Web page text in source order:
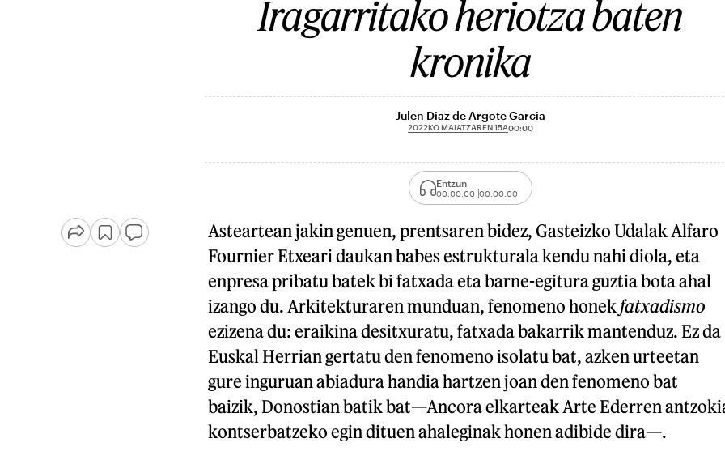
Iragarritako heriotza baten
kronika
Julen Diaz de Argote Garcia
2022KO MAIATZAREN 15A00:00
Entzun
00:00:00 00:00:00
Asteartean jakin genuen, prentsaren bidez, Gasteizko Udalak Alfaro
Fournier Etxeari daukan babes estrukturala kendu nahi diola, eta
enpresa pribatu batek bi fatxada eta barne-egitura guztia bota ahal
izango du. Arkitekturaren munduan, fenomeno honek fatxadismo
ezizena du: eraikina desitxuratu, fatxada bakarrik mantenduz. Ez da
Euskal Herrian gertatu den fenomeno isolatu bat, azken urteetan
gure inguruan abiadura handia hartzen joan den fenomeno bat
baizik, Donostian batik bat—Ancora elkarteak Arte Ederren
kontserbatzeko egin dituen ahaleginak honen adibide dira—.